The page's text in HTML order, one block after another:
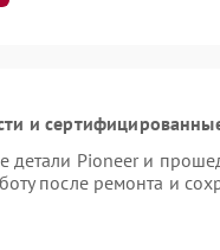
и
детали Pioneer и
после ремонта и